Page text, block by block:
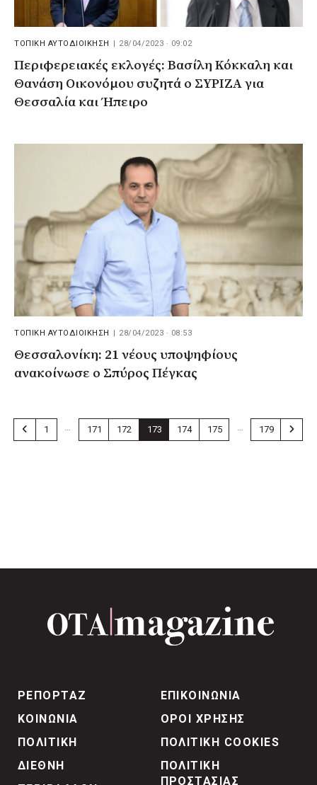
ΤΟΠΙΚΗ ΑΥΤΟΔΙΟΙΚΗΣΗ | 28/04/2023 · 09:02
Περιφερειακές εκλογές: Βασίλη Κόκκαλη και
Θανάση Οικονόμου συζητά ο ΣΥΡΙΖΑ για
Θεσσαλία και Ήπειρο
ΤΟΠΙΚΗ ΑΥΤΟΔΙΟΙΚΗΣΗ | 28/04/2023 · 08:53
Θεσσαλονίκη: 21 νέους υποψηφίους
ανακοίνωσε ο Σπύρος Πέγκας
1 … 171 172 173 174 175 … 179
ΡΕΠΟΡΤΑΖ
ΚΟΙΝΩΝΙΑ
ΠΟΛΙΤΙΚΗ
ΔΙΕΘΝΗ
ΕΠΙΚΟΙΝΩΝΙΑ
ΟΡΟΙ ΧΡΗΣΗΣ
ΠΟΛΙΤΙΚΗ COOKIES
ΠΟΛΙΤΙΚΗ
ΠΡΟΣΤΑΣΙΑΣ